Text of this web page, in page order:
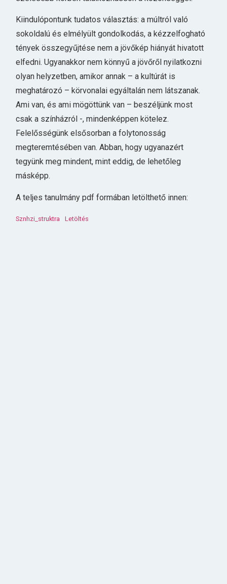
Kiindulópontunk tudatos választás: a múltról való
sokoldalú és elmélyült gondolkodás, a kézzelfogható
tények összegyűjtése nem a jövőkép hiányát hivatott
elfedni. Ugyanakkor nem könnyű a jövőről nyilatkozni
olyan helyzetben, amikor annak – a kultúrát is
meghatározó – körvonalai egyáltalán nem látszanak.
Ami van, és ami mögöttünk van – beszéljünk most
csak a színházról -, mindenképpen kötelez.
Felelősségünk elsősorban a folytonosság
megteremtésében van. Abban, hogy ugyanazért
tegyünk meg mindent, mint eddig, de lehetőleg
másképp.
A teljes tanulmány pdf formában letölthető innen:
Sznhzi_struktra Letöltés